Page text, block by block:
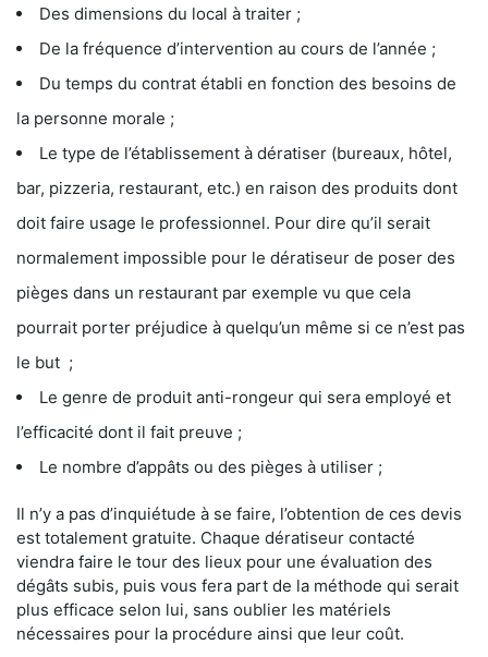
Des dimensions du local à traiter ;
De la fréquence d’intervention au cours de l’année ;
Du temps du contrat établi en fonction des besoins de
la personne morale ;
Le type de l’établissement à dératiser (bureaux, hôtel,
bar, pizzeria, restaurant, etc.) en raison des produits dont
doit faire usage le professionnel. Pour dire qu’il serait
normalement impossible pour le dératiseur de poser des
pièges dans un restaurant par exemple vu que cela
pourrait porter préjudice à quelqu’un même si ce n’est pas
le but ;
Le genre de produit anti-rongeur qui sera employé et
l’efficacité dont il fait preuve ;
Le nombre d’appâts ou des pièges à utiliser ;
Il n’y a pas d’inquiétude à se faire, l’obtention de ces devis
est totalement gratuite. Chaque dératiseur contacté
viendra faire le tour des lieux pour une évaluation des
dégâts subis, puis vous fera part de la méthode qui serait
plus efficace selon lui, sans oublier les matériels
nécessaires pour la procédure ainsi que leur coût.